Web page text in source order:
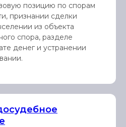
позицию по спорам
признании сделки
из объекта
спора, разделе
денег и устранении